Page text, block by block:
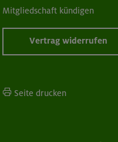
Mitgliedschaft kündigen
Vertrag widerrufen
Seite drucken